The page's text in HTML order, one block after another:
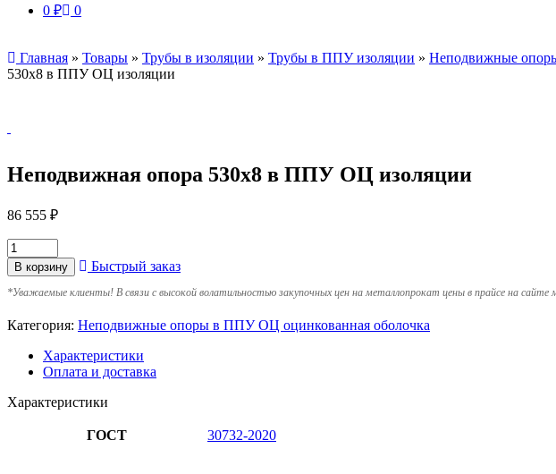
0 ₽ 0
Главная » Товары » Трубы в изоляции » Трубы в ППУ изоляции » Неподвижные
530х8 в ППУ ОЦ изоляции
Неподвижная опора 530х8 в ППУ ОЦ изоляции
86 555 ₽
В корзину Быстрый заказ
*Уважаемые клиенты! В связи с высокой волатильностью закупочных цен на металлопрокат цены в прайсе на
Категория: Неподвижные опоры в ППУ ОЦ оцинкованная оболочка
Характеристики
Оплата и доставка
Характеристики
ГОСТ 30732-2020